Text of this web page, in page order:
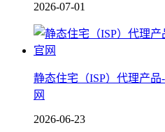
2026-07-01
静态住宅（ISP）代理产
网
2026-06-23